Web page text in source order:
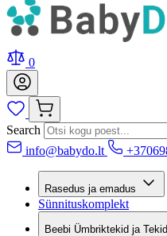
0
Search
info@babydo.lt
Rasedus ja emadus
Sünnituskomplekt
Beebi Ümbriktekid ja Tekid